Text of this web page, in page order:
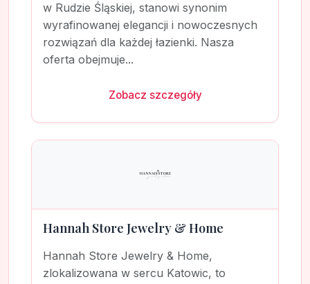
w Rudzie Śląskiej, stanowi synonim
wyrafinowanej elegancji i nowoczesnych
rozwiązań dla każdej łazienki. Nasza
oferta obejmuje...
Zobacz szczegóły
Hannah Store Jewelry & Home
Hannah Store Jewelry & Home,
zlokalizowana w sercu Katowic, to